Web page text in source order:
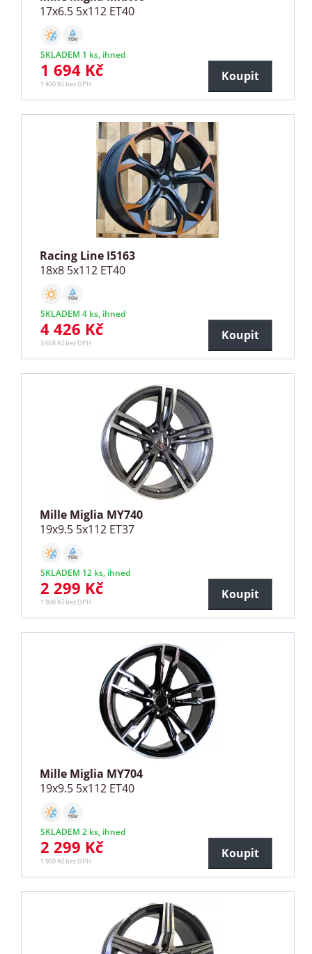
17x6.5 5x112 ET40
SKLADEM 1 ks, ihned
1 694 Kč
1 400 Kč bez DPH
Koupit
Racing Line I5163
18x8 5x112 ET40
SKLADEM 4 ks, ihned
4 426 Kč
3 658 Kč bez DPH
Koupit
Mille Miglia MY740
19x9.5 5x112 ET37
SKLADEM 12 ks, ihned
2 299 Kč
1 900 Kč bez DPH
Koupit
Mille Miglia MY704
19x9.5 5x112 ET40
SKLADEM 2 ks, ihned
2 299 Kč
1 900 Kč bez DPH
Koupit